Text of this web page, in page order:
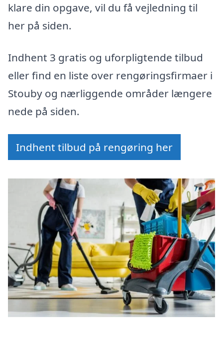
klare din opgave, vil du få vejledning til
her på siden.
Indhent 3 gratis og uforpligtende tilbud
eller find en liste over rengøringsfirmaer i
Stouby og nærliggende områder længere
nede på siden.
Indhent tilbud på rengøring her